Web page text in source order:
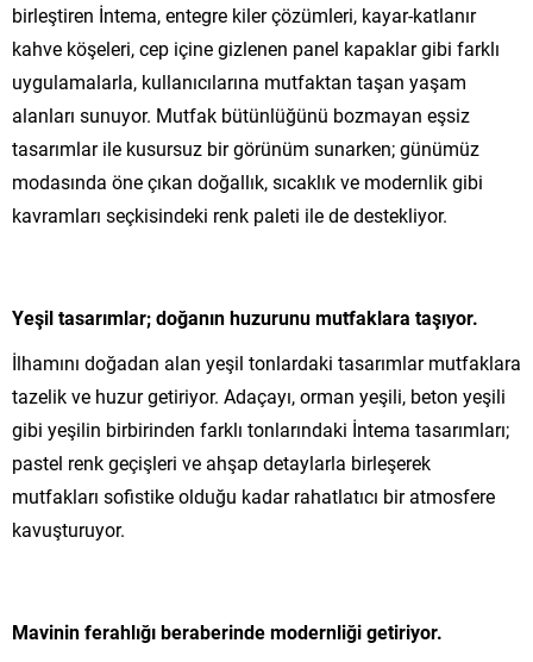
birleştiren İntema, entegre kiler çözümleri, kayar-katlanır
kahve köşeleri, cep içine gizlenen panel kapaklar gibi farklı
uygulamalarla, kullanıcılarına mutfaktan taşan yaşam
alanları sunuyor. Mutfak bütünlüğünü bozmayan eşsiz
tasarımlar ile kusursuz bir görünüm sunarken; günümüz
modasında öne çıkan doğallık, sıcaklık ve modernlik gibi
kavramları seçkisindeki renk paleti ile de destekliyor.
Yeşil tasarımlar; doğanın huzurunu mutfaklara taşıyor.
İlhamını doğadan alan yeşil tonlardaki tasarımlar mutfaklara
tazelik ve huzur getiriyor. Adaçayı, orman yeşili, beton yeşili
gibi yeşilin birbirinden farklı tonlarındaki İntema tasarımları;
pastel renk geçişleri ve ahşap detaylarla birleşerek
mutfakları sofistike olduğu kadar rahatlatıcı bir atmosfere
kavuşturuyor.
Mavinin ferahlığı beraberinde modernliği getiriyor.